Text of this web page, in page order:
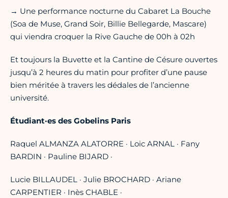
→ Une performance nocturne du Cabaret La Bouche
(Soa de Muse, Grand Soir, Billie Bellegarde, Mascare)
qui viendra croquer la Rive Gauche de 00h à 02h
Et toujours la Buvette et la Cantine de Césure ouvertes
jusqu’à 2 heures du matin pour profiter d’une pause
bien méritée à travers les dédales de l’ancienne
université.
Étudiant·es des Gobelins Paris
Raquel ALMANZA ALATORRE · Loic ARNAL · Fany
BARDIN · Pauline BIJARD ·
Lucie BILLAUDEL · Julie BROCHARD · Ariane
CARPENTIER · Inès CHABLE ·